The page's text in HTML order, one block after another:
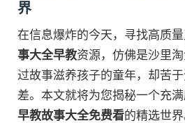
界
在信息爆炸的今天，寻找高质
事大全早教资源，仿佛是沙里
过故事滋养孩子的童年，却苦
差。本文就将为您揭秘一个充
早教故事大全免费看的精选世